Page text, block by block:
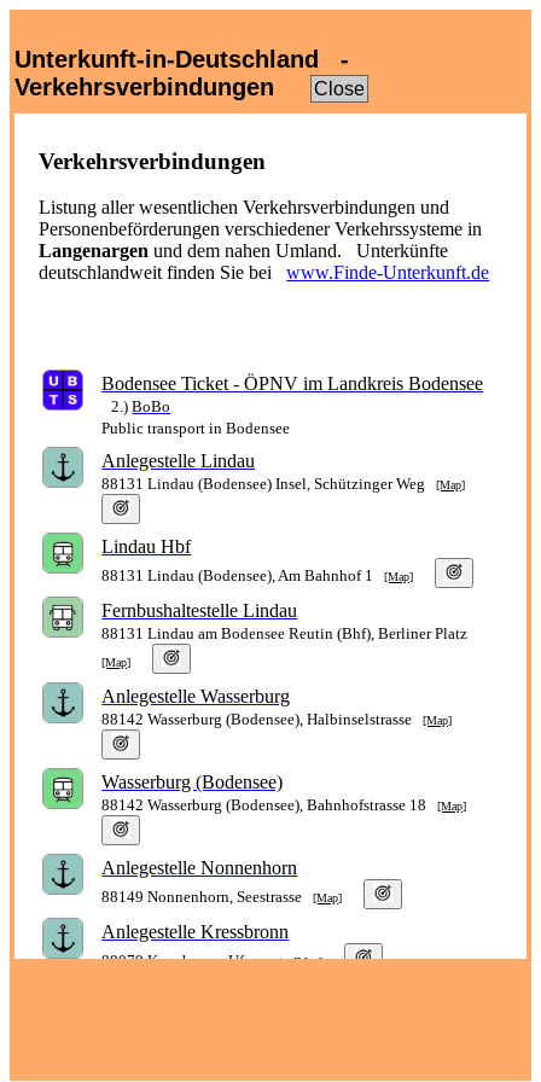
Unterkunft-in-Deutschland -
Verkehrsverbindungen
Close
Verkehrsverbindungen
Listung aller wesentlichen Verkehrsverbindungen und
Personenbeförderungen verschiedener Verkehrssysteme in
Langenargen und dem nahen Umland. Unterkünfte
deutschlandweit finden Sie beiwww.Finde-Unterkunft.de
Bodensee Ticket - ÖPNV im Landkreis Bodensee
2.)BoBo
Public transport in Bodensee
Anlegestelle Lindau
88131 Lindau (Bodensee) Insel, Schützinger Weg[Map]
Lindau Hbf
88131 Lindau (Bodensee), Am Bahnhof 1[Map]
Fernbushaltestelle Lindau
88131 Lindau am Bodensee Reutin (Bhf), Berliner Platz
[Map]
Anlegestelle Wasserburg
88142 Wasserburg (Bodensee), Halbinselstrasse[Map]
Wasserburg (Bodensee)
88142 Wasserburg (Bodensee), Bahnhofstrasse 18[Map]
Anlegestelle Nonnenhorn
88149 Nonnenhorn, Seestrasse[Map]
Anlegestelle Kressbronn
88079 Kressbronn, Uferweg[Map]